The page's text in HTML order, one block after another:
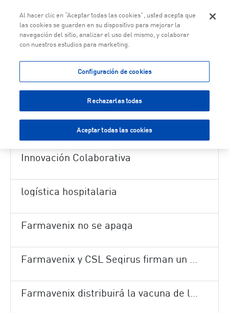
Logística Canarias junto a Kern Pharma
Campaña de la Gripe 2025
Innovación Colaborativa
logística hospitalaria
Farmavenix no se apaga
Farmavenix y CSL Seqirus firman un nuevo contrato de cinco años para la distribución de la vacuna de la gripe en España
Farmavenix distribuirá la vacuna de la gripe a nivel nacional en la campaña 2018-2019
Al hacer clic en “Aceptar todas las cookies”, usted acepta que
las cookies se guarden en su dispositivo para mejorar la
navegación del sitio, analizar el uso del mismo, y colaborar
con nuestros estudios para marketing.
Configuración de cookies
Rechazarlas todas
Aceptar todas las cookies